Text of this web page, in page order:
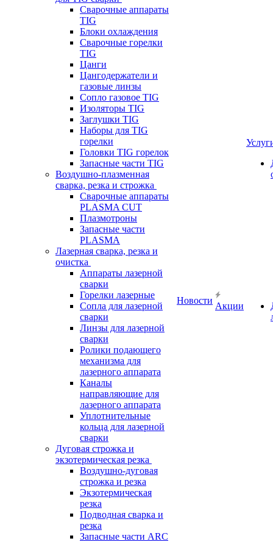
Сварочные аппараты
TIG
Блоки охлаждения
Сварочные горелки
TIG
Цанги
Цангодержатели и
газовые линзы
Сопло газовое TIG
Изоляторы TIG
Заглушки TIG
Наборы для TIG
горелки
Головки TIG горелок
Запасные части TIG
Воздушно-плазменная
сварка, резка и строжка
Сварочные аппараты
PLASMA CUT
Плазмотроны
Запасные части
PLASMA
Лазерная сварка, резка и
очистка
Аппараты лазерной
сварки
Горелки лазерные
Сопла для лазерной
сварки
Линзы для лазерной
сварки
Ролики подающего
механизма для
лазерного аппарата
Каналы
направляющие для
лазерного аппарата
Уплотнительные
кольца для лазерной
сварки
Дуговая строжка и
экзотермическая резка
Воздушно-дуговая
строжка и резка
Экзотермическая
резка
Подводная сварка и
резка
Запасные части ARC
Новости
Акции